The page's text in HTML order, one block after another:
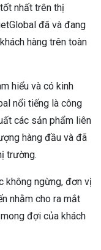
nhất trên thị
đã và đang
hàng trên toàn
hiểu và có kinh
nổi tiếng là công
các sản phẩm liên
hàng đầu và đã
trường.
không ngừng, đơn vị
nhằm cho ra mắt
đợi của khách